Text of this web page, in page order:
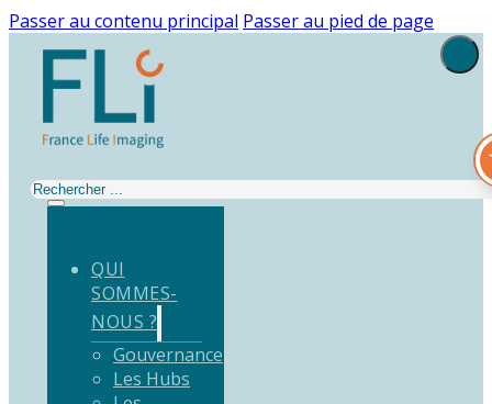
Passer au contenu principal Passer au pied de page
Rechercher
QUI
SOMMES-
NOUS ?
Gouvernance
Les Hubs